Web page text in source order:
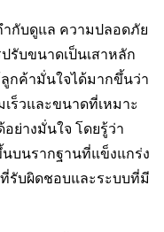
ำกับดูแล ความปลอดภัย
รับขนาดเป็นเสาหลัก
กค้ามั่นใจได้มากขึ้นว่า
ร็วและขนาดที่เหมาะ
ย่างมั่นใจ โดยรู้ว่า
บนรากฐานที่แข็งแกร่ง
รับผิดชอบและระบบที่มี